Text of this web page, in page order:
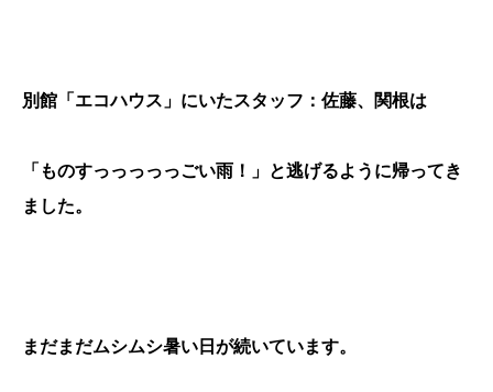
別館「エコハウス」にいたスタッフ：佐藤、関根は
「ものすっっっっっごい雨！」と逃げるように帰ってき
ました。
まだまだムシムシ暑い日が続いています。